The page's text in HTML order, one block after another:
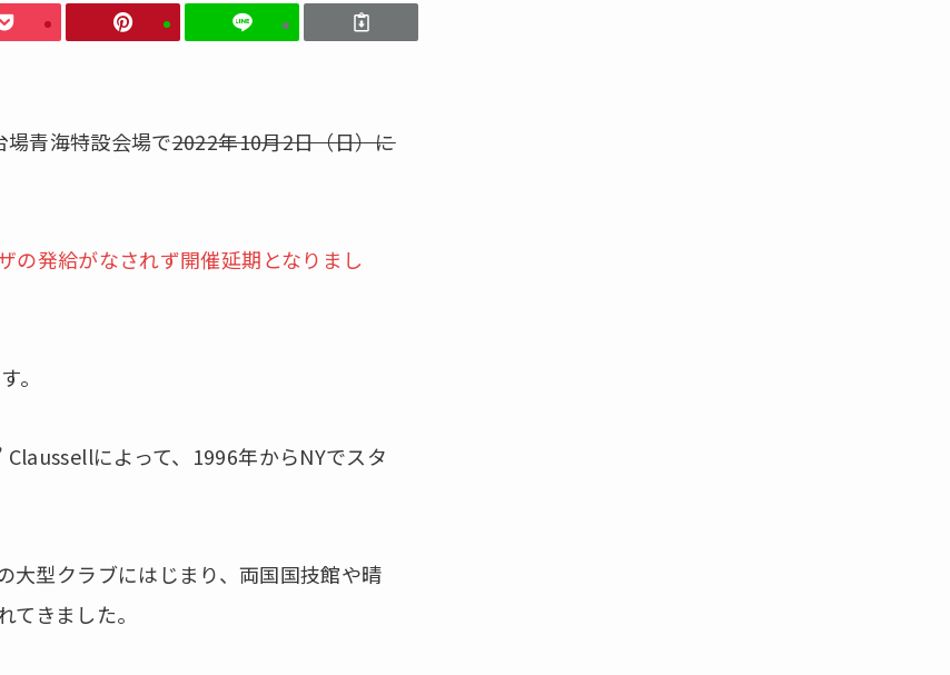
場青海特設会場で2022年10月2日（日）に
発給がなされず開催延期となりまし
。
によって、1996年からNYでスタ
型クラブにはじまり、両国国技館や晴
きました。